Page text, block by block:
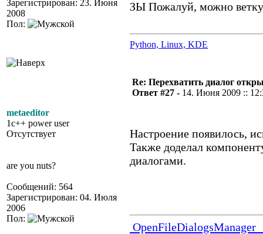
Зарегистрирован: 23. Июня
2008
Пол:
ЗЫ Пожалуй, можно ветку
Python, Linux, KDE
metaeditor
1c++ power user
Отсутствует
are you nuts?
Сообщений: 564
Зарегистрирован: 04. Июля
2006
Пол:
Re: Перехватить диалог
Ответ #27 - 14. Июня 2009 ::
Настроение появилось,
Также доделал
диалогами.